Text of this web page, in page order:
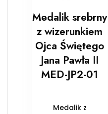
Medalik srebrny
z wizerunkiem
Ojca Świętego
Jana Pawła II
MED-JP2-01
Medalik z